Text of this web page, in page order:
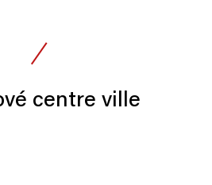
centre ville